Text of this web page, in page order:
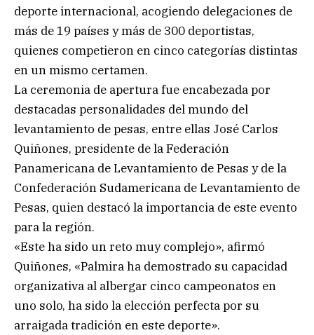
deporte internacional, acogiendo delegaciones de
más de 19 países y más de 300 deportistas,
quienes competieron en cinco categorías distintas
en un mismo certamen.
La ceremonia de apertura fue encabezada por
destacadas personalidades del mundo del
levantamiento de pesas, entre ellas José Carlos
Quiñones, presidente de la Federación
Panamericana de Levantamiento de Pesas y de la
Confederación Sudamericana de Levantamiento de
Pesas, quien destacó la importancia de este evento
para la región.
«Este ha sido un reto muy complejo», afirmó
Quiñones, «Palmira ha demostrado su capacidad
organizativa al albergar cinco campeonatos en
uno solo, ha sido la elección perfecta por su
arraigada tradición en este deporte».